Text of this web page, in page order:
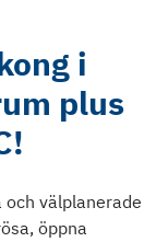
i
plus
välplanerade
öppna